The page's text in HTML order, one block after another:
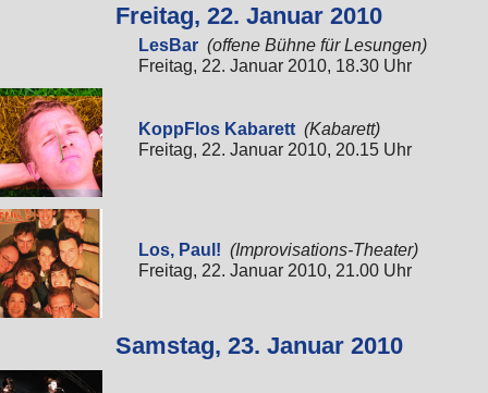
Freitag, 22. Januar 2010
LesBar (offene Bühne für Lesungen)
Freitag, 22. Januar 2010, 18.30 Uhr
KoppFlos Kabarett (Kabarett)
Freitag, 22. Januar 2010, 20.15 Uhr
Los, Paul! (Improvisations-Theater)
Freitag, 22. Januar 2010, 21.00 Uhr
Samstag, 23. Januar 2010